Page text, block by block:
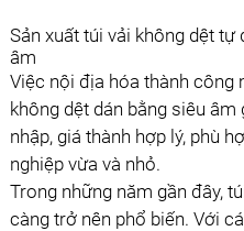
Sản xuất túi vải không dệt
âm
Việc nội địa hóa thành công
không dệt dán bằng siêu
nhập, giá thành hợp lý, phù
nghiệp vừa và nhỏ.
Trong những năm gần đây,
càng trở nên phổ biến. Với